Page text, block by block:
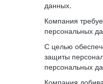
данных.
Компания
персональных
С целью
защиты
персональных
Компания